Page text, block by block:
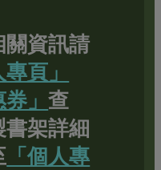
關資訊請
專頁」
」查
架詳細
「個人專